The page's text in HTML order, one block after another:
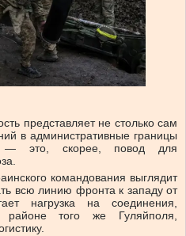
представляет не столько сам
в административные границы
— это, скорее, повод для
командования выглядит
всю линию фронта к западу от
нагрузка на соединения,
того же Гуляйполя,